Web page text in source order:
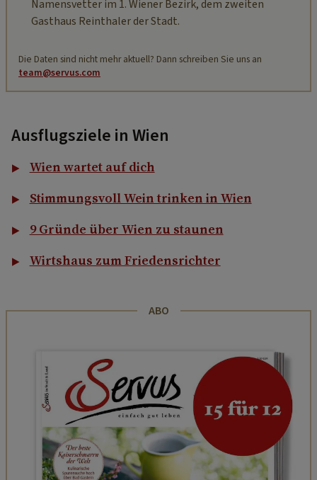
Namensvetter im 1. Wiener Bezirk, dem zweiten
Gasthaus Reinthaler der Stadt.
Die Daten sind nicht mehr aktuell? Dann schreiben Sie uns an
team@servus.com
Ausflugsziele in Wien
Wien wartet auf dich
Stimmungsvoll Wein trinken in Wien
9 Gründe über Wien zu staunen
Wirtshaus zum Friedensrichter
ABO